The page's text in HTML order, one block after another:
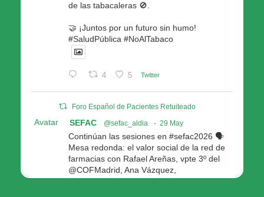
de las tabacaleras 🚫.
🤝 ¡Juntos por un futuro sin humo!
#SaludPública #NoAlTabaco
4 5 Twitter
Foro Español de Pacientes Retuiteado
Avatar SEFAC @sefac_aldia · 29 May
Continúan las sesiones en #sefac2026 🗣️
Mesa redonda: el valor social de la red de
farmacias con Rafael Areñas, vpte 3º del
@COFMadrid, Ana Vázquez,
@fep_pacientes Galicia, Antón Acevedo, d